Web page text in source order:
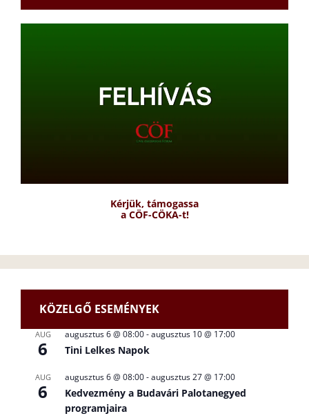
Kérjük, támogassa
a CÖF-CÖKA-t!
KÖZELGŐ ESEMÉNYEK
AUG
6
augusztus 6 @ 08:00-augusztus 10 @ 17:00
Tini Lelkes Napok
AUG
6
augusztus 6 @ 08:00-augusztus 27 @ 17:00
Kedvezmény a Budavári Palotanegyed
programjaira